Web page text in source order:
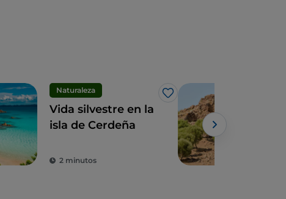
Naturaleza
Me gusta
Vida silvestre en la
isla de Cerdeña
2 minutos